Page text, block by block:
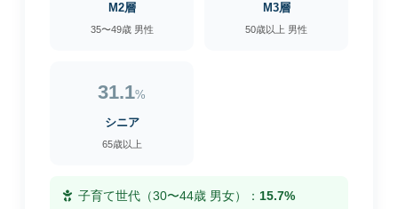
M2層
35〜49歳 男性
M3層
50歳以上 男性
31.1%
シニア
65歳以上
子育て世代（30〜44歳 男女）： 15.7%